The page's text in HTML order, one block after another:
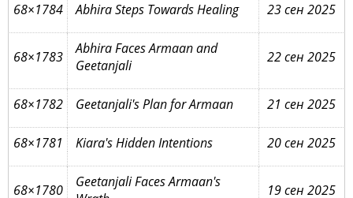
68×1784 Abhira Steps Towards Healing 23 сен 2025
68×1783
Abhira Faces Armaan and
Geetanjali
22 сен 2025
68×1782 Geetanjali's Plan for Armaan 21 сен 2025
68×1781 Kiara's Hidden Intentions 20 сен 2025
68×1780
Geetanjali Faces Armaan's
19 сен 2025